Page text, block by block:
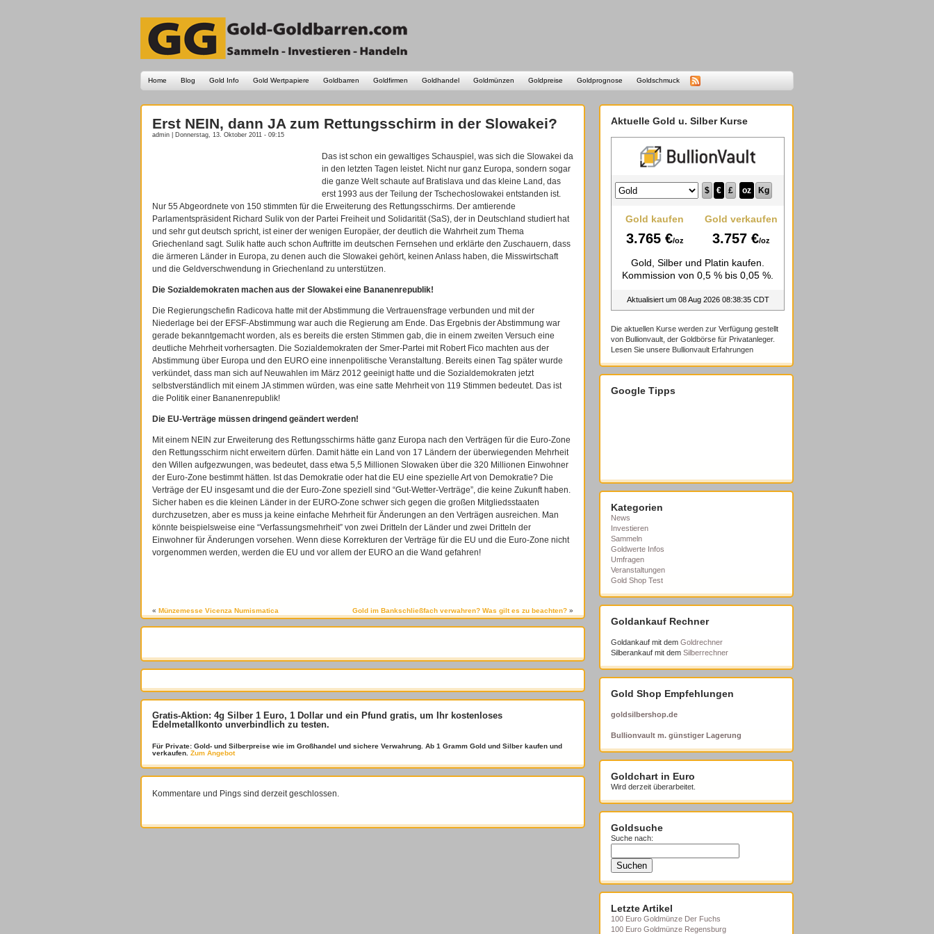
Home Blog Gold Info Gold Wertpapiere Goldbarren Goldfirmen Goldhandel Goldmünzen Goldpreise Goldprognose Goldschmuck
Erst NEIN, dann JA zum Rettungsschirm in der Slowakei?
admin | Donnerstag, 13. Oktober 2011 - 09:15
Das ist schon ein gewaltiges Schauspiel, was sich die Slowakei da
in den letzten Tagen leistet. Nicht nur ganz Europa, sondern sogar
die ganze Welt schaute auf Bratislava und das kleine Land, das
erst 1993 aus der Teilung der Tschechoslowakei entstanden ist.
Nur 55 Abgeordnete von 150 stimmten für die Erweiterung des Rettungsschirms. Der amtierende
Parlamentspräsident Richard Sulik von der Partei Freiheit und Solidarität (SaS), der in Deutschland studiert hat
und sehr gut deutsch spricht, ist einer der wenigen Europäer, der deutlich die Wahrheit zum Thema
Griechenland sagt. Sulik hatte auch schon Auftritte im deutschen Fernsehen und erklärte den Zuschauern, dass
die ärmeren Länder in Europa, zu denen auch die Slowakei gehört, keinen Anlass haben, die Misswirtschaft
und die Geldverschwendung in Griechenland zu unterstützen.
Die Sozialdemokraten machen aus der Slowakei eine Bananenrepublik!
Die Regierungschefin Radicova hatte mit der Abstimmung die Vertrauensfrage verbunden und mit der
Niederlage bei der EFSF-Abstimmung war auch die Regierung am Ende. Das Ergebnis der Abstimmung war
gerade bekanntgemacht worden, als es bereits die ersten Stimmen gab, die in einem zweiten Versuch eine
deutliche Mehrheit vorhersagten. Die Sozialdemokraten der Smer-Partei mit Robert Fico machten aus der
Abstimmung über Europa und den EURO eine innenpolitische Veranstaltung. Bereits einen Tag später wurde
verkündet, dass man sich auf Neuwahlen im März 2012 geeinigt hatte und die Sozialdemokraten jetzt
selbstverständlich mit einem JA stimmen würden, was eine satte Mehrheit von 119 Stimmen bedeutet. Das ist
die Politik einer Bananenrepublik!
Die EU-Verträge müssen dringend geändert werden!
Mit einem NEIN zur Erweiterung des Rettungsschirms hätte ganz Europa nach den Verträgen für die Euro-Zone
den Rettungsschirm nicht erweitern dürfen. Damit hätte ein Land von 17 Ländern der überwiegenden Mehrheit
den Willen aufgezwungen, was bedeutet, dass etwa 5,5 Millionen Slowaken über die 320 Millionen Einwohner
der Euro-Zone bestimmt hätten. Ist das Demokratie oder hat die EU eine spezielle Art von Demokratie? Die
Verträge der EU insgesamt und die der Euro-Zone speziell sind “Gut-Wetter-Verträge”, die keine Zukunft haben.
Sicher haben es die kleinen Länder in der EURO-Zone schwer sich gegen die großen Mitgliedsstaaten
durchzusetzen, aber es muss ja keine einfache Mehrheit für Änderungen an den Verträgen ausreichen. Man
könnte beispielsweise eine “Verfassungsmehrheit” von zwei Dritteln der Länder und zwei Dritteln der
Einwohner für Änderungen vorsehen. Wenn diese Korrekturen der Verträge für die EU und die Euro-Zone nicht
vorgenommen werden, werden die EU und vor allem der EURO an die Wand gefahren!
« Münzemesse Vicenza Numismatica Gold im Bankschließfach verwahren? Was gilt es zu beachten? »
Gratis-Aktion: 4g Silber 1 Euro, 1 Dollar und ein Pfund gratis, um Ihr kostenloses
Edelmetallkonto unverbindlich zu testen.
Für Private: Gold- und Silberpreise wie im Großhandel und sichere Verwahrung. Ab 1 Gramm Gold und Silber kaufen und
verkaufen. Zum Angebot
Kommentare und Pings sind derzeit geschlossen.
Aktuelle Gold u. Silber Kurse
Die aktuellen Kurse werden zur Verfügung gestellt
von Bullionvault, der Goldbörse für Privatanleger.
Lesen Sie unsere Bullionvault Erfahrungen
Google Tipps
Kategorien
News
Investieren
Sammeln
Goldwerte Infos
Umfragen
Veranstaltungen
Gold Shop Test
Goldankauf Rechner
Goldankauf mit dem Goldrechner
Silberankauf mit dem Silberrechner
Gold Shop Empfehlungen
goldsilbershop.de
Bullionvault m. günstiger Lagerung
Goldchart in Euro
Wird derzeit überarbeitet.
Goldsuche
Suche nach:
Letzte Artikel
100 Euro Goldmünze Der Fuchs
100 Euro Goldmünze Regensburg